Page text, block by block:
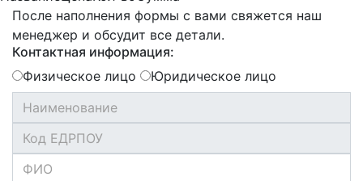
После наполнения формы с вами свяжется наш
менеджер и обсудит все детали.
Контактная информация:
Физическое лицо
Юридическое лицо